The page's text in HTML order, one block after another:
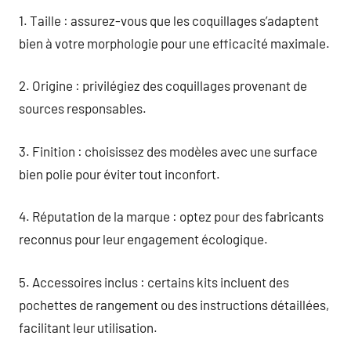
1. Taille : assurez-vous que les coquillages s’adaptent
bien à votre morphologie pour une efficacité maximale.
2. Origine : privilégiez des coquillages provenant de
sources responsables.
3. Finition : choisissez des modèles avec une surface
bien polie pour éviter tout inconfort.
4. Réputation de la marque : optez pour des fabricants
reconnus pour leur engagement écologique.
5. Accessoires inclus : certains kits incluent des
pochettes de rangement ou des instructions détaillées,
facilitant leur utilisation.